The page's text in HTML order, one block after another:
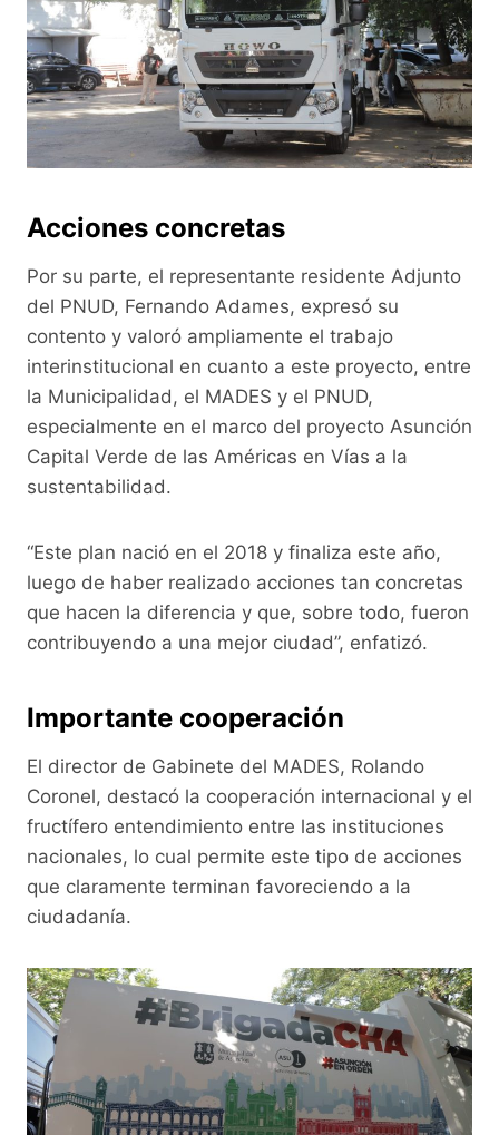
Acciones concretas
Por su parte, el representante residente Adjunto
del PNUD, Fernando Adames, expresó su
contento y valoró ampliamente el trabajo
interinstitucional en cuanto a este proyecto, entre
la Municipalidad, el MADES y el PNUD,
especialmente en el marco del proyecto Asunción
Capital Verde de las Américas en Vías a la
sustentabilidad.
“Este plan nació en el 2018 y finaliza este año,
luego de haber realizado acciones tan concretas
que hacen la diferencia y que, sobre todo, fueron
contribuyendo a una mejor ciudad”, enfatizó.
Importante cooperación
El director de Gabinete del MADES, Rolando
Coronel, destacó la cooperación internacional y el
fructífero entendimiento entre las instituciones
nacionales, lo cual permite este tipo de acciones
que claramente terminan favoreciendo a la
ciudadanía.